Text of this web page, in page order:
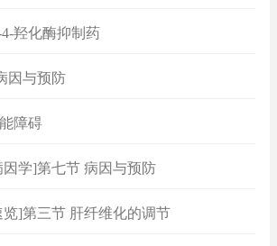
羟化酶抑制药
因与预防
障碍
因学]第七节 病因与预防
览]第三节 肝纤维化的调节